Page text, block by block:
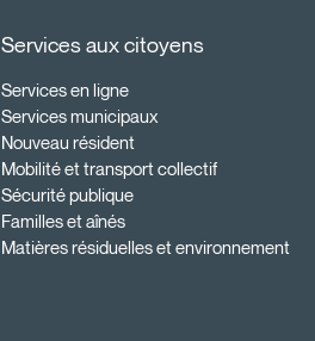
Services aux citoyens
Services en ligne
Services municipaux
Nouveau résident
Mobilité et transport collectif
Sécurité publique
Familles et aînés
Matières résiduelles et environnement